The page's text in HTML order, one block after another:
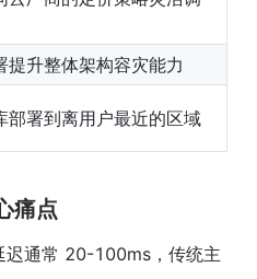
提升整体架构容灾能力
部署到离用户最近的区域
痛点
迟通常 20-100ms，传统主